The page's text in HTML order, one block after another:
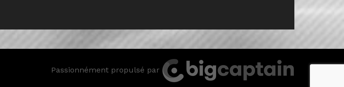
Passionnément propulsé par